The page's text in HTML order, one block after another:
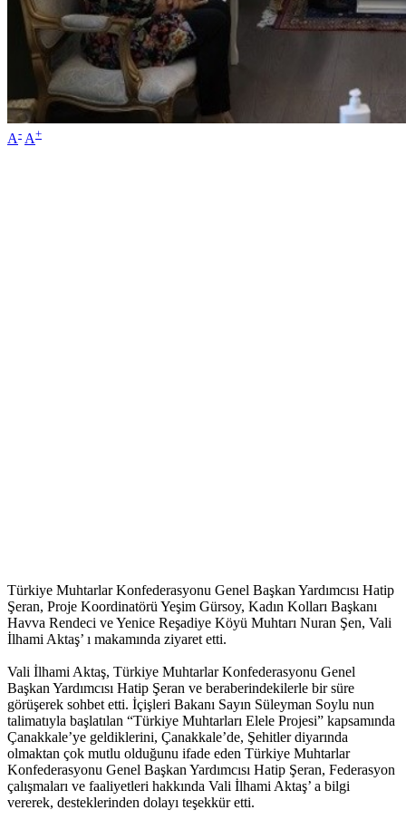
A- A+
Türkiye Muhtarlar Konfederasyonu Genel Başkan Yardımcısı Hatip
Şeran, Proje Koordinatörü Yeşim Gürsoy, Kadın Kolları Başkanı
Havva Rendeci ve Yenice Reşadiye Köyü Muhtarı Nuran Şen, Vali
İlhami Aktaş’ ı makamında ziyaret etti.
Vali İlhami Aktaş, Türkiye Muhtarlar Konfederasyonu Genel
Başkan Yardımcısı Hatip Şeran ve beraberindekilerle bir süre
görüşerek sohbet etti. İçişleri Bakanı Sayın Süleyman Soylu nun
talimatıyla başlatılan “Türkiye Muhtarları Elele Projesi” kapsamında
Çanakkale’ye geldiklerini, Çanakkale’de, Şehitler diyarında
olmaktan çok mutlu olduğunu ifade eden Türkiye Muhtarlar
Konfederasyonu Genel Başkan Yardımcısı Hatip Şeran, Federasyon
çalışmaları ve faaliyetleri hakkında Vali İlhami Aktaş’ a bilgi
vererek, desteklerinden dolayı teşekkür etti.